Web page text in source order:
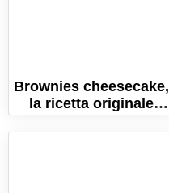
Brownies cheesecake,
la ricetta originale
americana!